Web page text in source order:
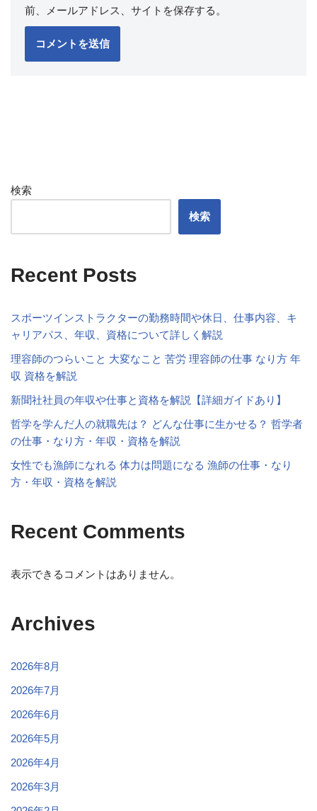
前、メールアドレス、サイトを保存する。
検索
検索
Recent Posts
スポーツインストラクターの勤務時間や休日、仕事内容、キ
ャリアパス、年収、資格について詳しく解説
理容師のつらいこと 大変なこと 苦労 理容師の仕事 なり方 年
収 資格を解説
新聞社社員の年収や仕事と資格を解説【詳細ガイドあり】
哲学を学んだ人の就職先は？ どんな仕事に生かせる？ 哲学者
の仕事・なり方・年収・資格を解説
女性でも漁師になれる 体力は問題になる 漁師の仕事・なり
方・年収・資格を解説
Recent Comments
表示できるコメントはありません。
Archives
2026年8月
2026年7月
2026年6月
2026年5月
2026年4月
2026年3月